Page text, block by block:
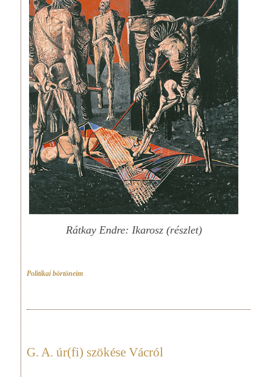
Rátkay Endre: Ikarosz (részlet)
Politikai börtöneim
G. A. úr(fi) szökése Vácról